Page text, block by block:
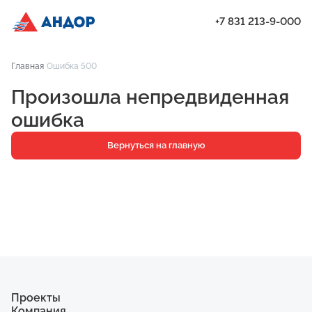
Проекты
Квартиры
Паркинг
Кладовые
+7 831 213-9-000
Главная Ошибка 500
Произошла непредвиденная
ошибка
Вернуться на главную
Проекты